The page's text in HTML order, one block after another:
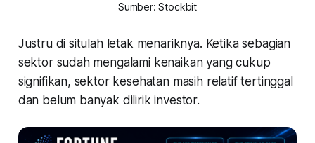
Sumber: Stockbit
Justru di situlah letak menariknya. Ketika sebagian
sektor sudah mengalami kenaikan yang cukup
signifikan, sektor kesehatan masih relatif tertinggal
dan belum banyak dilirik investor.